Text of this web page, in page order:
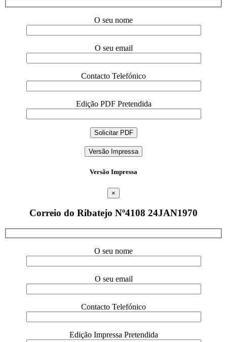
O seu nome
O seu email
Contacto Telefónico
Edição PDF Pretendida
Versão Impressa
Versão Impressa
×
Correio do Ribatejo Nº4108 24JAN1970
O seu nome
O seu email
Contacto Telefónico
Edição Impressa Pretendida